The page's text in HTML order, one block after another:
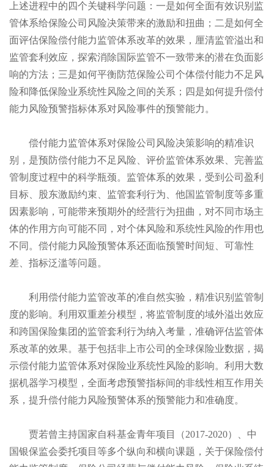
上述进程中的四个关键科学问题：一是如何全面有效识别监
管体系给保险公司风险决策带来的激励和扭曲；二是如何全
面评估保险偿付能力监管体系改革的效果，厘清监管溢出和
监管套利效应，探索消除国际监管不一致带来的潜在负面影
响的方法；三是如何平衡防范保险公司个体偿付能力不足风
险和降低保险业系统性风险之间的关系；四是如何提升偿付
能力风险预警指标体系对风险事件的预警能力。
偿付能力监管体系对保险公司风险决策影响的精准识
别，是预防偿付能力不足风险、评价监管体系效果、完善监
管制度过程中的科学瓶颈。监管体系的效果，受到公司盈利
目标、股东激励约束、监管套利行为、他国监管制度等多重
因素影响，可能带来预期外的经营行为扭曲，对不同市场主
体的作用方向可能不同，对个体风险和系统性风险的作用也
不同。偿付能力风险预警体系还面临预警时间短、可靠性
差、指标泛滥等问题。
利用偿付能力监管改革的准自然实验，精准识别监管制
度的影响。利用双重差分模型，将监管制度的域外溢出效应
和跨国保险集团的监管套利行为纳入考量，准确评估监管体
系改革的效果。基于包括非上市公司的全球保险业数据，揭
示偿付能力监管体系对保险业系统性风险的影响。利用大数
据机器学习模型，全面考虑预警指标间的非线性相互作用关
系，提升偿付能力风险预警体系的预警能力和准确度。
贾若曾主持国家自科基金青年项目（2017-2020）、中
国银保监会委托项目等多个纵向和横向课题，关于保险偿付